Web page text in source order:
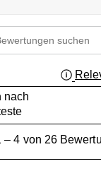
Bewertungen
nach
– 4 von 26